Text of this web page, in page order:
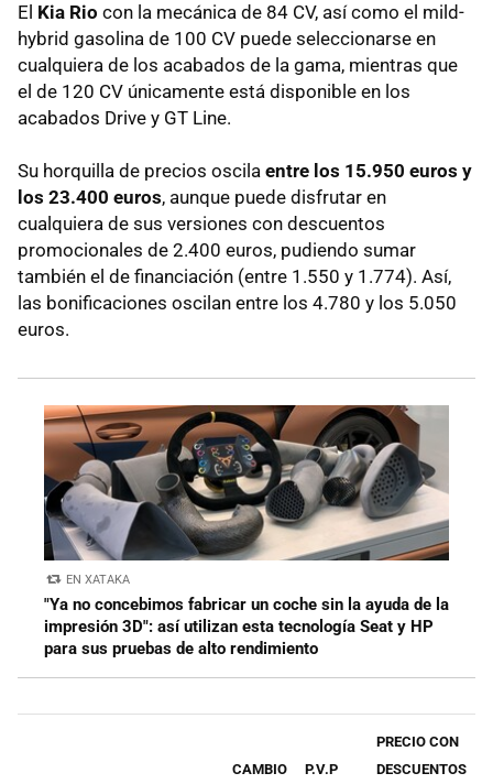
El Kia Rio con la mecánica de 84 CV, así como el mild-
hybrid gasolina de 100 CV puede seleccionarse en
cualquiera de los acabados de la gama, mientras que
el de 120 CV únicamente está disponible en los
acabados Drive y GT Line.
Su horquilla de precios oscila entre los 15.950 euros y
los 23.400 euros, aunque puede disfrutar en
cualquiera de sus versiones con descuentos
promocionales de 2.400 euros, pudiendo sumar
también el de financiación (entre 1.550 y 1.774). Así,
las bonificaciones oscilan entre los 4.780 y los 5.050
euros.
EN XATAKA
"Ya no concebimos fabricar un coche sin la ayuda de la
impresión 3D": así utilizan esta tecnología Seat y HP
para sus pruebas de alto rendimiento
CAMBIO P.V.P
PRECIO CON
DESCUENTOS